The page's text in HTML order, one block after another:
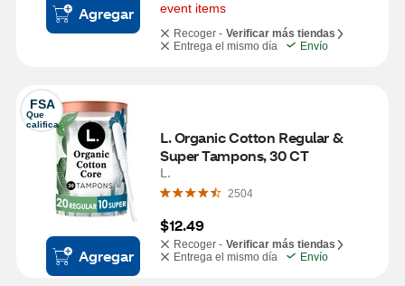
Agregar
event items
Recoger - Verificar más tiendas
Entrega el mismo día
Envío
FSA
Que
califica
Agregar
L. Organic Cotton Regular &
Super Tampons, 30 CT
L.
2504
$12.49
Recoger - Verificar más tiendas
Entrega el mismo día
Envío